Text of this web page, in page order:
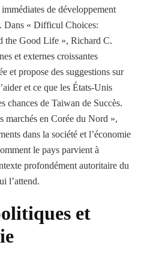
de développement
Dans « Difficul Choices:
the Good Life », Richard C.
et externes croissantes
et propose des suggestions sur
et ce que les États-Unis
chances de Taiwan de Succès.
marchés en Corée du Nord »,
dans la société et l’économie
le pays parvient à
profondément autoritaire du
l’attend.
et